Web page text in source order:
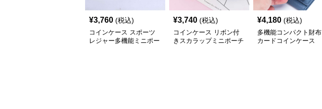
¥3,760 (税込)
コインケース スポーツ
レジャー多機能ミニポー
¥3,740 (税込)
コインケース リボン付
きスカラップミニポーチ
¥4,180 (税込)
多機能コンパクト財布
カードコインケース